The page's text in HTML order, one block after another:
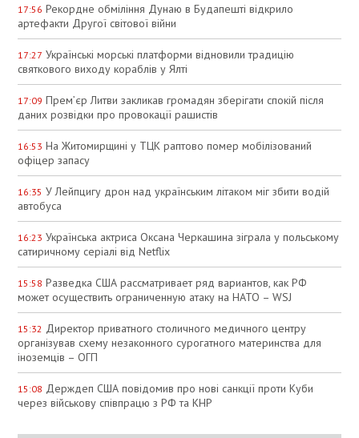
17:56 Рекордне обміління Дунаю в Будапешті відкрило
артефакти Другої світової війни
17:27 Українські морські платформи відновили традицію
святкового виходу кораблів у Ялті
17:09 Прем’єр Литви закликав громадян зберігати спокій після
даних розвідки про провокації рашистів
16:53 На Житомирщині у ТЦК раптово помер мобілізований
офіцер запасу
16:35 У Лейпцигу дрон над українським літаком міг збити водій
автобуса
16:23 Українська актриса Оксана Черкашина зіграла у польському
сатиричному серіалі від Netflix
15:58 Разведка США рассматривает ряд вариантов, как РФ
может осуществить ограниченную атаку на НАТО – WSJ
15:32 Директор приватного столичного медичного центру
організував схему незаконного сурогатного материнства для
іноземців – ОГП
15:08 Держдеп США повідомив про нові санкції проти Куби
через військову співпрацю з РФ та КНР